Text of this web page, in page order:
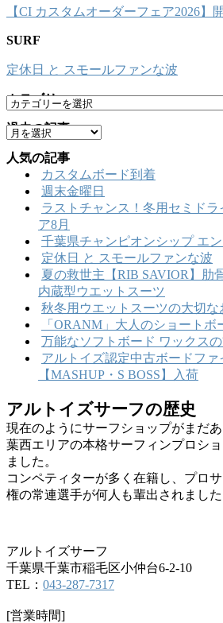
【CI カスタムオーダーフェア2026】
SURF
定休日 と スモールファンな波
カテゴリー
カ
テ
ゴ
リ
ー
過去の記事
ア
ー
カ
人気の記事
カスタムボード到着
週末金曜日
ラストチャンス！冬用セミド
ア8月
千葉県チャンピオンシップ エ
定休日 と スモールファンな波
夏の救世主【RIB SAVIOR】肋
内蔵型ウエットスーツ
秋冬用ウエットスーツの大切な
「ORANM」大人のショートボ
万能なソフトボード ワックス
アルトイズ認定中古ボードファ
【MASHUP・S BOSS】入荷
アルトイズサーフの歴史
現在のようにサーフショップがまだ
葉西エリアの本格サーフィンプロシ
ました。
コンペティターが多く在籍し、プロ
権の常連選手が何人も輩出されました
アルトイズサーフ
千葉県千葉市稲毛区小仲台6-2-10
TEL： 043-287-7317
[営業時間]